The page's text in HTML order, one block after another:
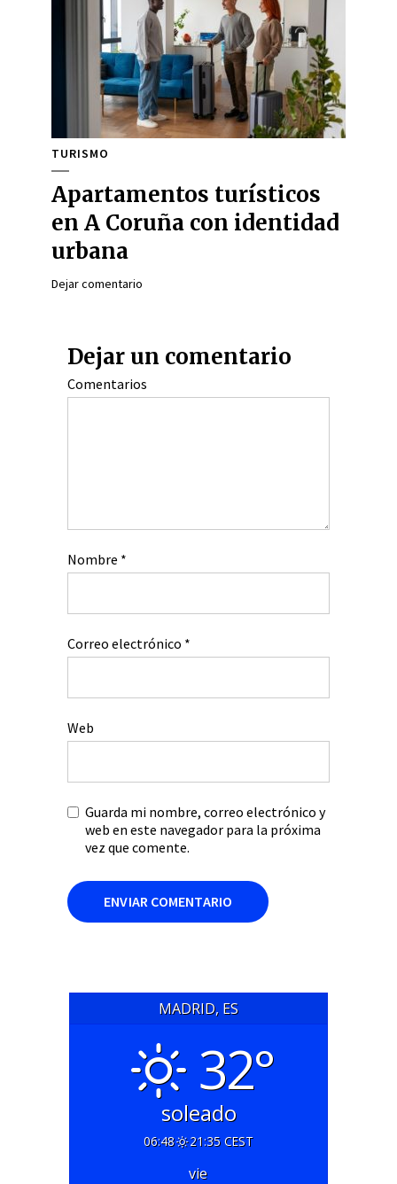
TURISMO
Apartamentos turísticos
en A Coruña con identidad
urbana
Dejar comentario
Dejar un comentario
Comentarios
Nombre *
Correo electrónico *
Web
Guarda mi nombre, correo electrónico y
web en este navegador para la próxima
vez que comente.
MADRID, ES
32°
soleado
06:48 21:35 CEST
vie